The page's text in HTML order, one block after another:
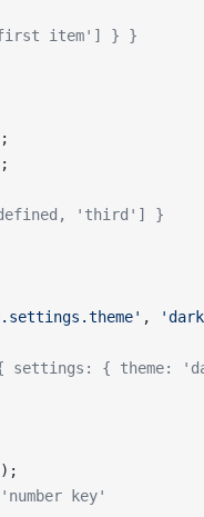
item'] } }
'third'] }
,
settings: { theme:
);
key'